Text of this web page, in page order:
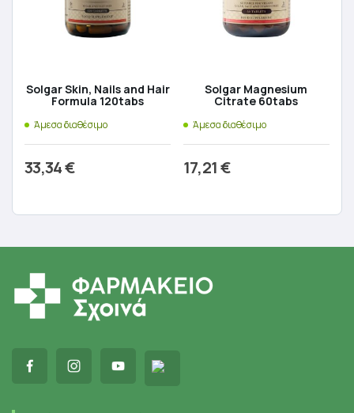
Solgar Skin, Nails and Hair
Formula 120tabs
Άμεσα διαθέσιμο
33,34€
Solgar Magnesium
Citrate 60tabs
Άμεσα διαθέσιμο
17,21€